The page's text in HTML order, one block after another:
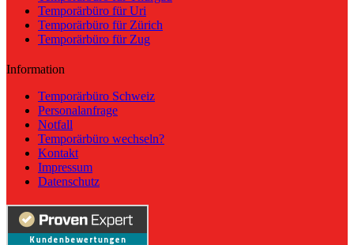
Temporärbüro für Uri
Temporärbüro für Zürich
Temporärbüro für Zug
Information
Temporärbüro Schweiz
Personalanfrage
Notfall
Temporärbüro wechseln?
Kontakt
Impressum
Datenschutz